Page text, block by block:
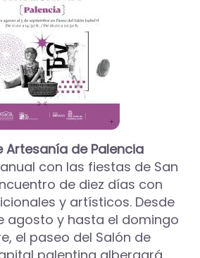
Artesanía de Palencia
con las fiestas de San
de diez días con
y artísticos. Desde
agosto y hasta el domingo
el paseo del Salón de